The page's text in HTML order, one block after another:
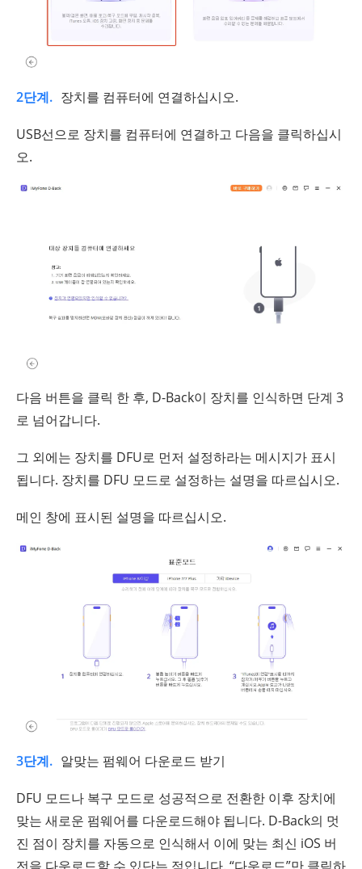
2단계. 장치를 컴퓨터에 연결하십시오.
USB선으로 장치를 컴퓨터에 연결하고 다음을 클릭하십시
오.
다음 버튼을 클릭 한 후, D-Back이 장치를 인식하면 단계 3
로 넘어갑니다.
그 외에는 장치를 DFU로 먼저 설정하라는 메시지가 표시
됩니다. 장치를 DFU 모드로 설정하는 설명을 따르십시오.
메인 창에 표시된 설명을 따르십시오.
3단계. 알맞는 펌웨어 다운로드 받기
DFU 모드나 복구 모드로 성공적으로 전환한 이후 장치에
맞는 새로운 펌웨어를 다운로드해야 됩니다. D-Back의 멋
진 점이 장치를 자동으로 인식해서 이에 맞는 최신 iOS 버